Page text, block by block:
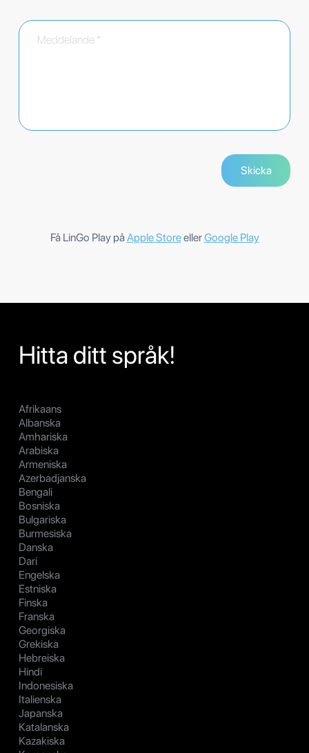
Få LinGo Play påApple StoreellerGoogle Play
Hitta ditt språk!
Afrikaans
Albanska
Amhariska
Arabiska
Armeniska
Azerbadjanska
Bengali
Bosniska
Bulgariska
Burmesiska
Danska
Dari
Engelska
Estniska
Finska
Franska
Georgiska
Grekiska
Hebreiska
Hindi
Indonesiska
Italienska
Japanska
Katalanska
Kazakiska